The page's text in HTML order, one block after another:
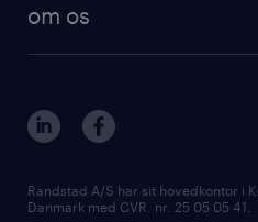
om os
Randstad A/S har sit hovedkontor i
Danmark med CVR. nr. 25 05 05 41.